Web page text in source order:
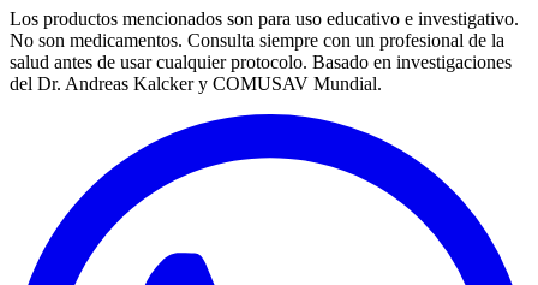
Los productos mencionados son para uso educativo e investigativo.
No son medicamentos. Consulta siempre con un profesional de la
salud antes de usar cualquier protocolo. Basado en investigaciones
del Dr. Andreas Kalcker y COMUSAV Mundial.